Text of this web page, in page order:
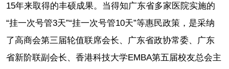
15年来取得的丰硕成果。当得知广东省多家医院实施的
“挂一次号管3天”“挂一次号管10天”等惠民政策，是采纳
了高商会第三届轮值联席会长、广东省政协常委、广东
省新阶联副会长、香港科技大学EMBA第五届校友总会主